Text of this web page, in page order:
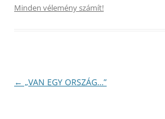
Minden vélemény számít!
Bejegyzés
← „VAN EGY ORSZÁG…”